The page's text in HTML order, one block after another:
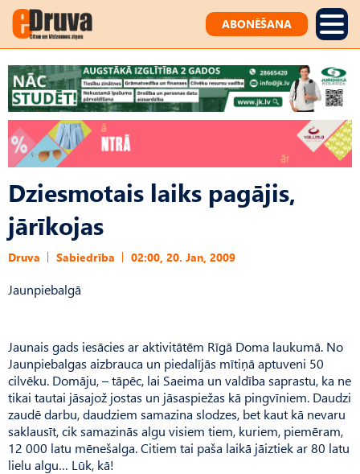
ABONĒŠANA
Dziesmotais laiks pagājis,
jārīkojas
Druva Sabiedrība 02:00, 20. Jan, 2009
Jaunpiebalgā
Jaunais gads iesācies ar aktivitātēm Rīgā Doma laukumā. No
Jaunpiebalgas aizbrauca un piedalījās mītiņā aptuveni 50
cilvēku. Domāju, – tāpēc, lai Saeima un valdība saprastu, ka ne
tikai tautai jāsajož jostas un jāsaspiežas kā pingvīniem. Daudzi
zaudē darbu, daudziem samazina slodzes, bet kaut kā nevaru
saklausīt, cik samazinās algu visiem tiem, kuriem, piemēram,
12 000 latu mēnešalga. Citiem tai paša laikā jāiztiek ar 80 latu
lielu algu… Lūk, kā!